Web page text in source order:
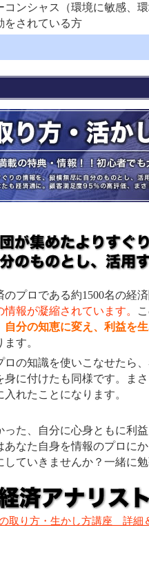
コンシャス（環境に敏感、
をされている方
プロである約1500名の経
報が凝縮されています。
自分の知恵に変え、利益を
す。
ロの知識を使いこなせたら
に付けたも同様です。ま
れたことになります。
った、自分に心身ともに利
あなた自身を情報のプロに
していきませんか？一緒に
取り方・生かし方講座 詳細